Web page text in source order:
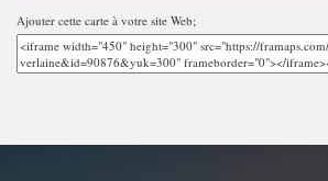
Ajouter cette carte à votre site Web;